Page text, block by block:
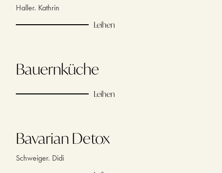
Haller. Kathrin
Leihen
Bauernküche
Leihen
Bavarian Detox
Schweiger. Didi